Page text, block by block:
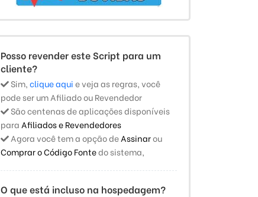
Posso revender este Script para um
cliente?
Sim,clique aquie veja as regras, você
pode ser um Afiliado ou Revendedor
São centenas de aplicações disponíveis
para Afiliados e Revendedores
Agora você tem a opção deAssinarou
Comprar o Código Fontedo sistema,
O que está incluso na hospedagem?